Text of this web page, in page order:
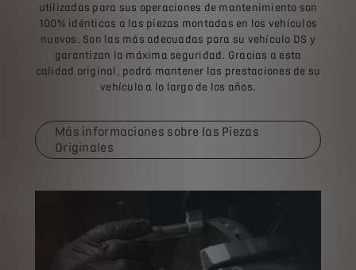
utilizadas para sus operaciones de mantenimiento son
100% idénticas a las piezas montadas en los vehículos
nuevos. Son las más adecuadas para su vehículo DS y
garantizan la máxima seguridad. Gracias a esta
calidad original, podrá mantener las prestaciones de su
vehículo a lo largo de los años.
Más informaciones sobre las Piezas
Originales